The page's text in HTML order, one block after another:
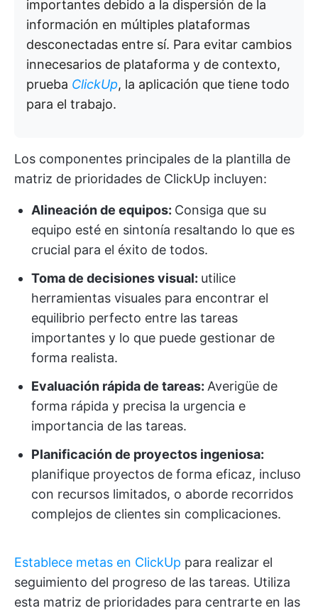
importantes debido a la dispersión de la
información en múltiples plataformas
desconectadas entre sí. Para evitar cambios
innecesarios de plataforma y de contexto,
prueba ClickUp, la aplicación que tiene todo
para el trabajo.
Los componentes principales de la plantilla de
matriz de prioridades de ClickUp incluyen:
Alineación de equipos: Consiga que su
equipo esté en sintonía resaltando lo que es
crucial para el éxito de todos.
Toma de decisiones visual: utilice
herramientas visuales para encontrar el
equilibrio perfecto entre las tareas
importantes y lo que puede gestionar de
forma realista.
Evaluación rápida de tareas: Averigüe de
forma rápida y precisa la urgencia e
importancia de las tareas.
Planificación de proyectos ingeniosa:
planifique proyectos de forma eficaz, incluso
con recursos limitados, o aborde recorridos
complejos de clientes sin complicaciones.
Establece metas en ClickUp para realizar el
seguimiento del progreso de las tareas. Utiliza
esta matriz de prioridades para centrarte en las